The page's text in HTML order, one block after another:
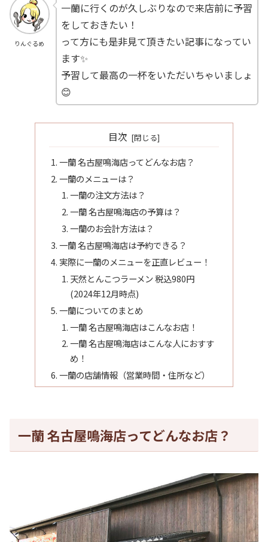
りんぐるめ
一蘭に行くのが久しぶりなので来店前に予習
をしておきたい！
って方にも是非見て頂きたい記事になってい
ます✨
予習して最高の一杯をいただいちゃいましょ
😊
目次
一蘭 名古屋鳴海店ってどんなお店？
一蘭のメニューは？
一蘭の注文方法は？
一蘭 名古屋鳴海店の予算は？
一蘭のお会計方法は？
一蘭 名古屋鳴海店は予約できる？
実際に一蘭のメニューを正直レビュー！
天然とんこつラーメン 税込980円
(2024年12月時点)
一蘭についてのまとめ
一蘭 名古屋鳴海店はこんなお店！
一蘭 名古屋鳴海店はこんな人におすす
め！
一蘭の店舗情報（営業時間・住所など）
一蘭 名古屋鳴海店ってどんなお店？